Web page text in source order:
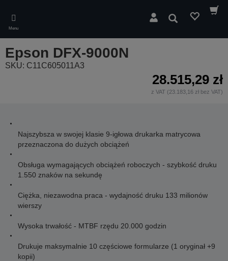
main
content
Menu
Wyszukaj
Epson DFX-9000N
SKU: C11C605011A3
28.515,29 zł
z VAT (23.183,16 zł bez VAT)
Najszybsza w swojej klasie 9-igłowa drukarka matrycowa
przeznaczona do dużych obciążeń
Obsługa wymagających obciążeń roboczych - szybkość druku
1.550 znaków na sekundę
Ciężka, niezawodna praca - wydajność druku 133 milionów
wierszy
Wysoka trwałość - MTBF rzędu 20.000 godzin
Drukuje maksymalnie 10 częściowe formularze (1 oryginał +9
kopii)